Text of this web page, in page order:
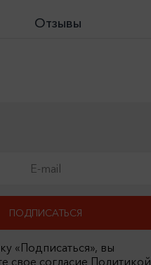
Отзывы
ПОДПИСАТЬСЯ
«Подписаться», вы
свое согласие Политикой